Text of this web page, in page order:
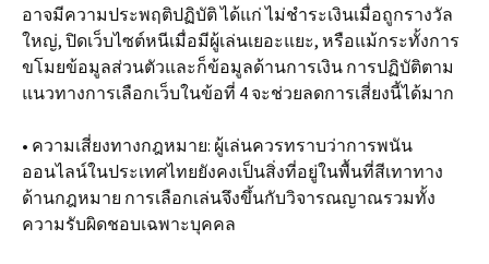
อาจมีความประพฤติปฏิบัติ ได้แก่ ไม่ชำระเงินเมื่อถูกรางวัล
ใหญ่, ปิดเว็บไซต์หนีเมื่อมีผู้เล่นเยอะแยะ, หรือแม้กระทั้งการ
ขโมยข้อมูลส่วนตัวและก็ข้อมูลด้านการเงิน การปฏิบัติตาม
แนวทางการเลือกเว็บในข้อที่ 4 จะช่วยลดการเสี่ยงนี้ได้มาก
• ความเสี่ยงทางกฎหมาย: ผู้เล่นควรทราบว่าการพนัน
ออนไลน์ในประเทศไทยยังคงเป็นสิ่งที่อยู่ในพื้นที่สีเทาทาง
ด้านกฎหมาย การเลือกเล่นจึงขึ้นกับวิจารณญาณรวมทั้ง
ความรับผิดชอบเฉพาะบุคคล